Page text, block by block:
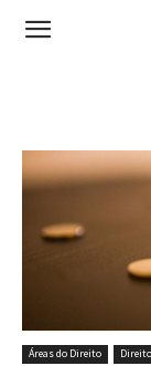
Áreas do Direito